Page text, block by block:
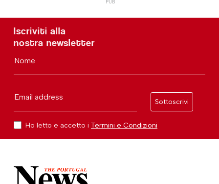
Iscriviti alla
nostra newsletter
Nome
Email address
Sottoscrivi
Ho letto e accetto i Termini e Condizioni